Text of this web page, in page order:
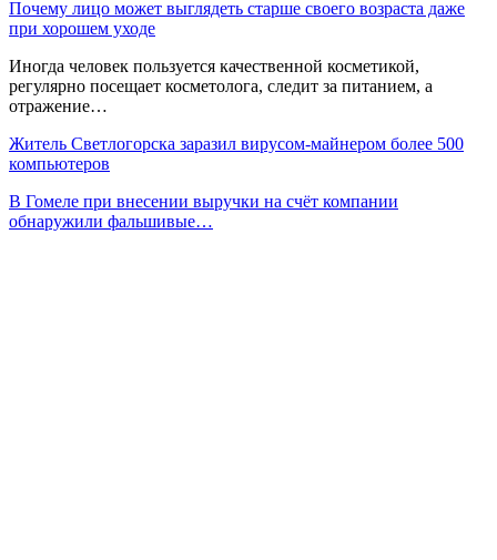
Почему лицо может выглядеть старше своего возраста даже
при хорошем уходе
Иногда человек пользуется качественной косметикой,
регулярно посещает косметолога, следит за питанием, а
отражение…
Житель Светлогорска заразил вирусом-майнером более 500
компьютеров
В Гомеле при внесении выручки на счёт компании
обнаружили фальшивые…